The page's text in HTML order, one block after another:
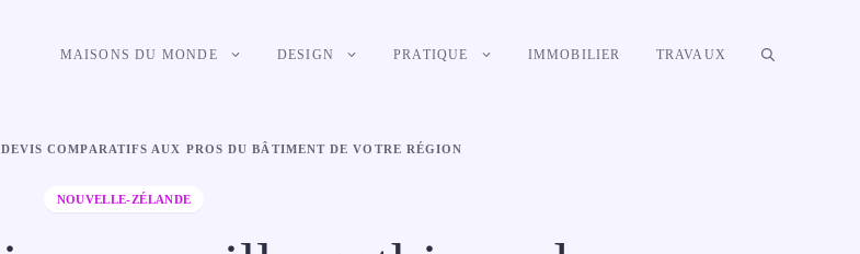
MAISONS DU MONDE DESIGN PRATIQUE IMMOBILIER TRAVAUX
COMPARATIFS AUX PROS DU BÂTIMENT DE VOTRE RÉGION
NOUVELLE-ZÉLANDE